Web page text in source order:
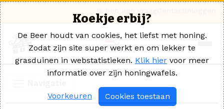
Koekje erbij?
De Beer houdt van cookies, het liefst met honing.
Zodat zijn site super werkt en om lekker te
grasduinen in webstatistieken. Klik hier voor meer
informatie over zijn honingwafels.
Voorkeuren Cookies toestaan